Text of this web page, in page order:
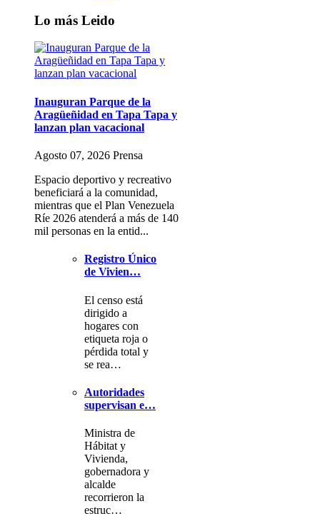
Lo más Leido
Inauguran Parque de la
Aragüeñidad en Tapa Tapa y
lanzan plan vacacional
Agosto 07, 2026 Prensa
Espacio deportivo y recreativo
beneficiará a la comunidad,
mientras que el Plan Venezuela
Ríe 2026 atenderá a más de 140
mil personas en la entid...
Registro Único
de Vivien…
El censo está
dirigido a
hogares con
etiqueta roja o
pérdida total y
se rea…
Autoridades
supervisan e…
Ministra de
Hábitat y
Vivienda,
gobernadora y
alcalde
recorrieron la
estruc…